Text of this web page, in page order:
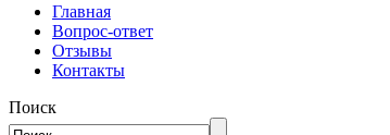
Главная
Вопрос-ответ
Отзывы
Контакты
Поиск